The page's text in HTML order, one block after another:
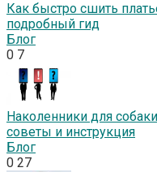
Как быстро сшить
подробный гид
Блог
0 7
Наколенники для
советы и инструкция
Блог
0 27